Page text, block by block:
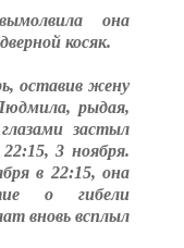
она
косяк.
оставив жену
рыдая,
застыл
3 ноября.
в 22:15, она
о гибели
вновь всплыл